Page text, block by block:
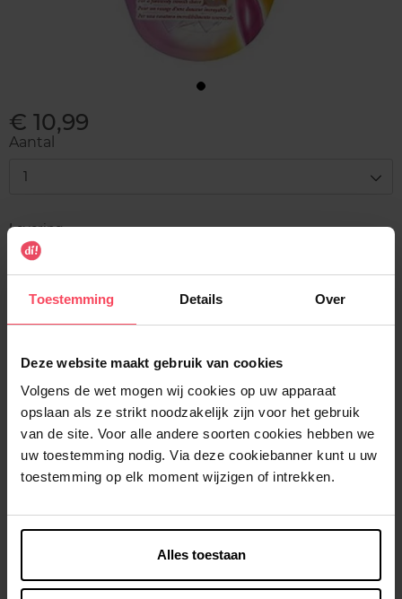
Toestemming Details Over
Deze website maakt gebruik van cookies
Volgens de wet mogen wij cookies op uw apparaat
opslaan als ze strikt noodzakelijk zijn voor het gebruik
van de site. Voor alle andere soorten cookies hebben we
uw toestemming nodig. Via deze cookiebanner kunt u uw
toestemming op elk moment wijzigen of intrekken.
Alles toestaan
€ 10,99
Aantal
1
Levering
Voorradig
Gratis retour in je winkelpunt
Verzending binnen 24u